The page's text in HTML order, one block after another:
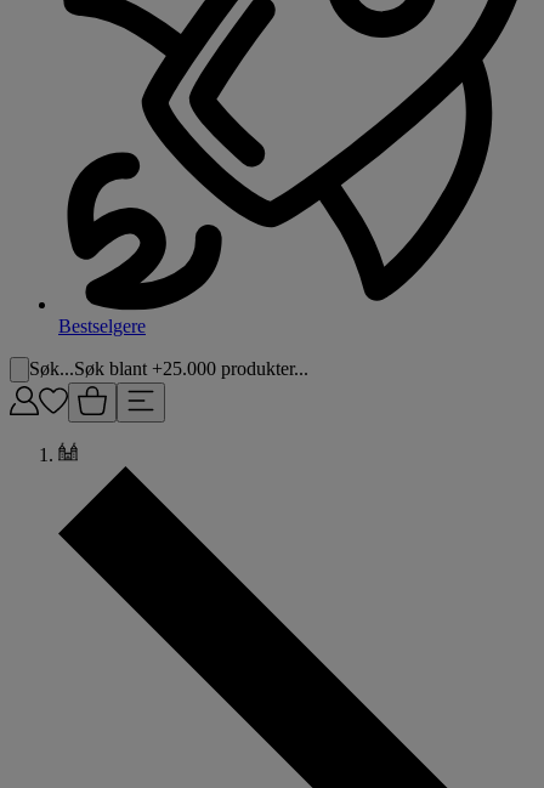
Bestselgere
Søk...Søk blant +25.000 produkter...